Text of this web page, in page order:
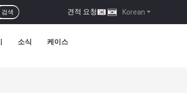
Korean
견적 요청 |
검색
소식 케이스